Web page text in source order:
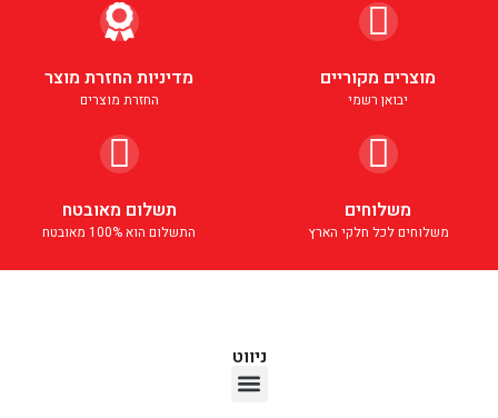
מוצרים מקוריים
יבואן רשמי
מדיניות החזרת מוצר
החזרת מוצרים
משלוחים
משלוחים לכל חלקי הארץ
תשלום מאובטח
התשלום הוא 100% מאובטח
ניווט